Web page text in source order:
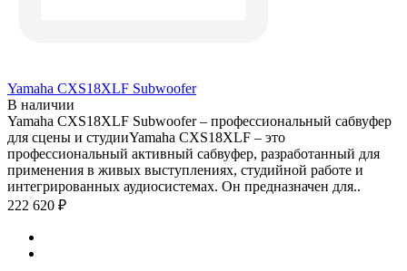
Yamaha CXS18XLF Subwoofer
В наличии
Yamaha CXS18XLF Subwoofer – профессиональный сабвуфер
для сцены и студииYamaha CXS18XLF – это
профессиональный активный сабвуфер, разработанный для
применения в живых выступлениях, студийной работе и
интегрированных аудиосистемах. Он предназначен для..
222 620 ₽